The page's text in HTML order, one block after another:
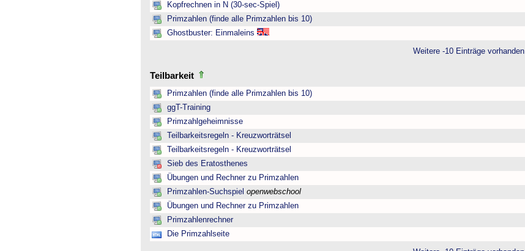
Kopfrechnen in N (30-sec-Spiel)
Primzahlen (finde alle Primzahlen bis 10)
Ghostbuster: Einmaleins
Weitere -10 Einträge vorhanden
Teilbarkeit
Primzahlen (finde alle Primzahlen bis 10)
ggT-Training
Primzahlgeheimnisse
Teilbarkeitsregeln - Kreuzworträtsel
Teilbarkeitsregeln - Kreuzworträtsel
Sieb des Eratosthenes
Übungen und Rechner zu Primzahlen
Primzahlen-Suchspiel openwebschool
Übungen und Rechner zu Primzahlen
Primzahlenrechner
Die Primzahlseite